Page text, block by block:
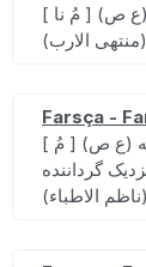
Farsça -